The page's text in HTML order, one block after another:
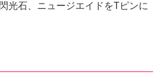
光石、ニュージエイドをTピンに